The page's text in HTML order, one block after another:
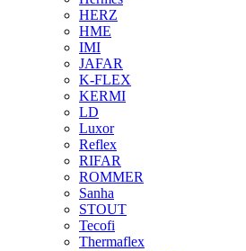
HERZ
HME
IMI
JAFAR
K-FLEX
KERMI
LD
Luxor
Reflex
RIFAR
ROMMER
Sanha
STOUT
Tecofi
Thermaflex